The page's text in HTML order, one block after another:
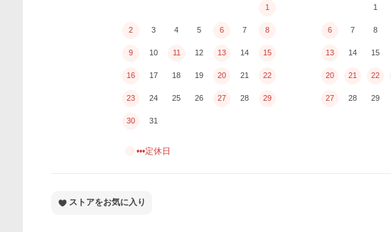
1
2 3 4 5 6 7 8
9 10 11 12 13 14 15
16 17 18 19 20 21 22
23 24 25 26 27 28 29
30 31
1
6 7 8
13 14 15
20 21 22
27 28 29
•••定休日
ストアをお気に入り